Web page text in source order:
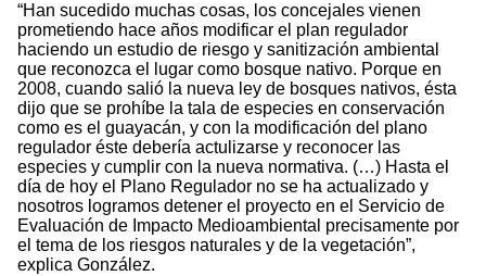
“Han sucedido muchas cosas, los concejales vienen
prometiendo hace años modificar el plan regulador
haciendo un estudio de riesgo y sanitización ambiental
que reconozca el lugar como bosque nativo. Porque en
2008, cuando salió la nueva ley de bosques nativos, ésta
dijo que se prohíbe la tala de especies en conservación
como es el guayacán, y con la modificación del plano
regulador éste debería actulizarse y reconocer las
especies y cumplir con la nueva normativa. (…) Hasta el
día de hoy el Plano Regulador no se ha actualizado y
nosotros logramos detener el proyecto en el Servicio de
Evaluación de Impacto Medioambiental precisamente por
el tema de los riesgos naturales y de la vegetación”,
explica González.